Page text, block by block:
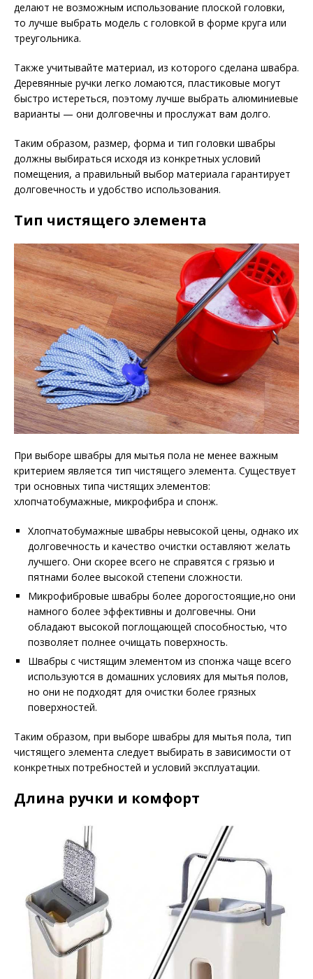
делают не возможным использование плоской головки,
то лучше выбрать модель с головкой в форме круга или
треугольника.
Также учитывайте материал, из которого сделана швабра.
Деревянные ручки легко ломаются, пластиковые могут
быстро истереться, поэтому лучше выбрать алюминиевые
варианты — они долговечны и прослужат вам долго.
Таким образом, размер, форма и тип головки швабры
должны выбираться исходя из конкретных условий
помещения, а правильный выбор материала гарантирует
долговечность и удобство использования.
Тип чистящего элемента
При выборе швабры для мытья пола не менее важным
критерием является тип чистящего элемента. Существует
три основных типа чистящих элементов:
хлопчатобумажные, микрофибра и спонж.
Хлопчатобумажные швабры невысокой цены, однако их
долговечность и качество очистки оставляют желать
лучшего. Они скорее всего не справятся с грязью и
пятнами более высокой степени сложности.
Микрофибровые швабры более дорогостоящие,но они
намного более эффективны и долговечны. Они
обладают высокой поглощающей способностью, что
позволяет полнее очищать поверхность.
Швабры с чистящим элементом из спонжа чаще всего
используются в домашних условиях для мытья полов,
но они не подходят для очистки более грязных
поверхностей.
Таким образом, при выборе швабры для мытья пола, тип
чистящего элемента следует выбирать в зависимости от
конкретных потребностей и условий эксплуатации.
Длина ручки и комфорт